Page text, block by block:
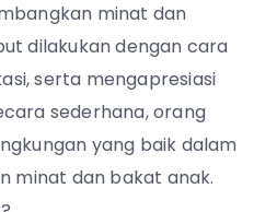
minat dan
dilakukan dengan cara
serta mengapresiasi
sederhana, orang
yang baik dalam
minat dan bakat anak.